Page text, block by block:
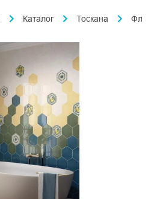
Каталог Тоскана